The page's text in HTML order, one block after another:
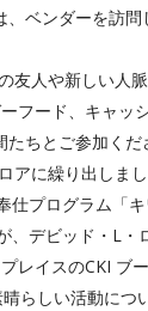
ベンダーを訪
友人や新しい人
フード、キャッ
ちとご参加く
に繰り出しまし
仕プログラム「
デビッド・L・
レイスのCKI ブ
らしい活動につ